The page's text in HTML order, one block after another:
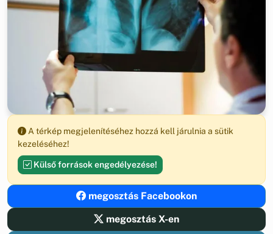
A térkép megjelenítéséhez hozzá kell járulnia a sütik
kezeléséhez!
Külső források engedélyezése!
megosztás Facebookon
megosztás X-en